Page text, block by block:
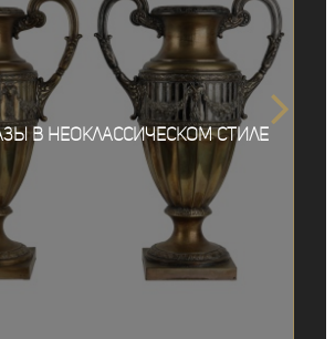
в неоклассическом стиле